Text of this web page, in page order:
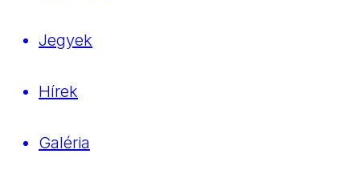
Jegyek
Hírek
Galéria